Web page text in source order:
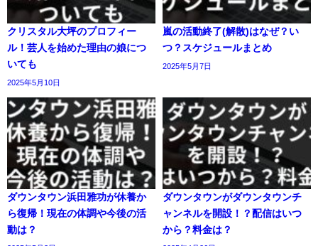
クリスタル大坪のプロフィー
ル！芸人を始めた理由の娘につ
いても
2025年5月10日
嵐の活動終了(解散)はなぜ？い
つ？スケジュールまとめ
2025年5月7日
ダウンタウン浜田雅功が休養か
ら復帰！現在の体調や今後の活
動は？​
ダウンタウンがダウンタウンチ
ャンネルを開設！？配信はいつ
から？料金は？